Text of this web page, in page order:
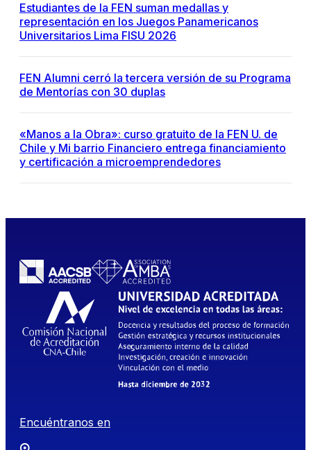
Estudiantes de la FEN suman medallas y
representación en los Juegos Panamericanos
Universitarios Lima FISU 2026
FEN Alumni cerró la tercera versión de su Programa
de Mentorías con 30 duplas
«Manos a la Obra»: curso gratuito de la FEN U. de
Chile y Mi barrio Financiero entrega financiamiento
y certificación a microemprendedores
Encuéntranos en